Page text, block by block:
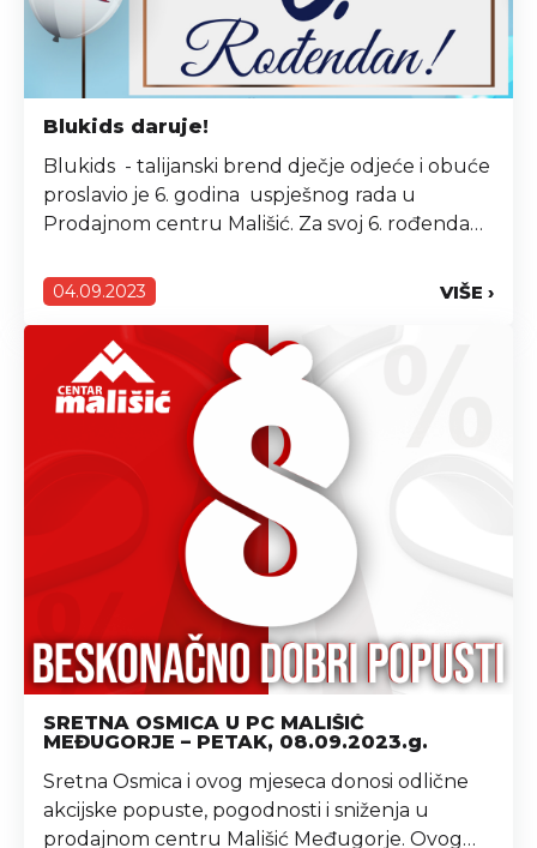
Blukids daruje!
Blukids - talijanski brend dječje odjeće i obuće
proslavio je 6. godina uspješnog rada u
Prodajnom centru Mališić. Za svoj 6. rođendan
djeca rođena na rođendan Blukids 21.8. imali
su pravo sudjelovanja u nagradnoj igri u kojoj
smo u sve tri poslovnice (Tromeđa,...
04.09.2023 VIŠE ›
SRETNA OSMICA U PC MALIŠIĆ
MEĐUGORJE – PETAK, 08.09.2023.g.
Sretna Osmica i ovog mjeseca donosi odlične
akcijske popuste, pogodnosti i sniženja u
prodajnom centru Mališić Međugorje. Ovog